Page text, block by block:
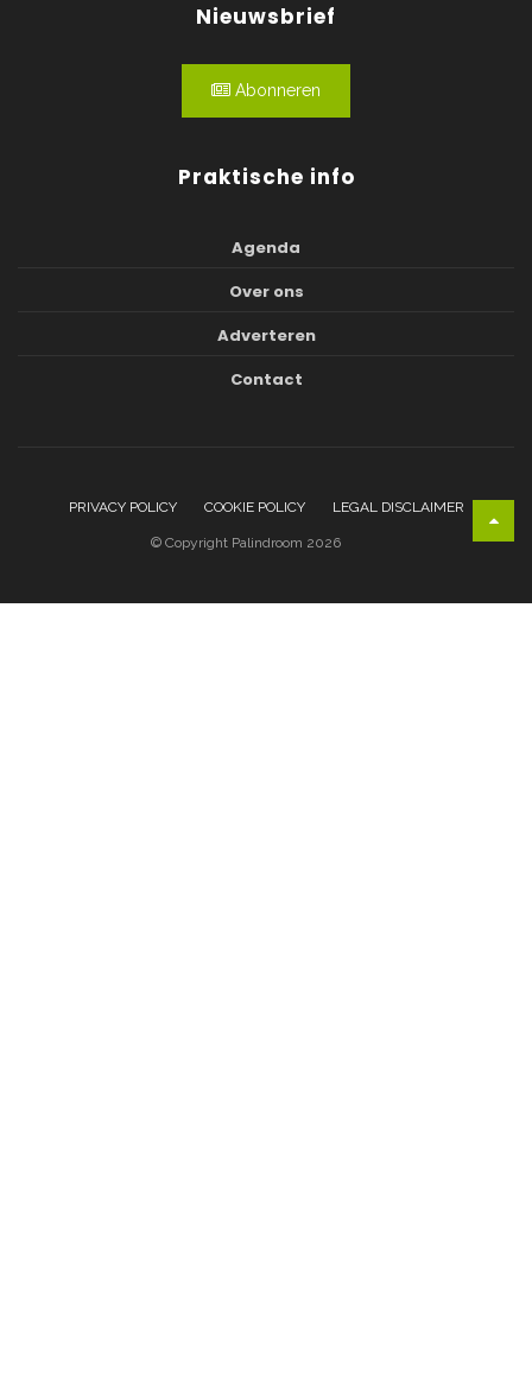
Nieuwsbrief
Abonneren
Praktische info
Agenda
Over ons
Adverteren
Contact
PRIVACY POLICY COOKIE POLICY LEGAL DISCLAIMER
© Copyright Palindroom 2026